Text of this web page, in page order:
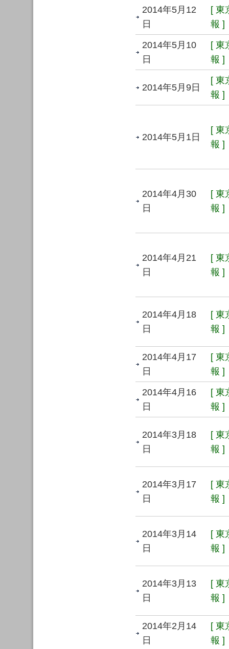
2014年5月12
日
[ 東
報 ]
2014年5月10
日
[ 東
報 ]
2014年5月9日
[ 東
報 ]
2014年5月1日
[ 東
報 ]
2014年4月30
日
[ 東
報 ]
2014年4月21
日
[ 東
報 ]
2014年4月18
日
[ 東
報 ]
2014年4月17
日
[ 東
報 ]
2014年4月16
日
[ 東
報 ]
2014年3月18
日
[ 東
報 ]
2014年3月17
日
[ 東
報 ]
2014年3月14
日
[ 東
報 ]
2014年3月13
日
[ 東
報 ]
2014年2月14
日
[ 東
報 ]